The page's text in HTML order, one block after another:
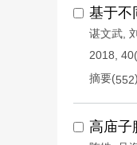
基于不
谌文武
2018,
摘要(552)
高庙子